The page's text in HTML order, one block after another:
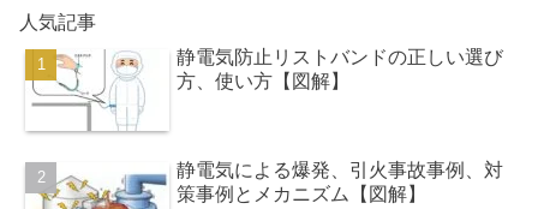
人気記事
静電気防止リストバンドの正しい選び
方、使い方【図解】
静電気による爆発、引火事故事例、対
策事例とメカニズム【図解】